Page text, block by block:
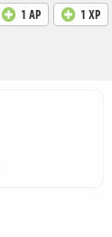
1 AP 1 XP